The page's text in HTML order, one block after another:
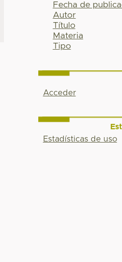
Fecha de
Autor
Título
Materia
Tipo
Acceder
Estadísticas de uso